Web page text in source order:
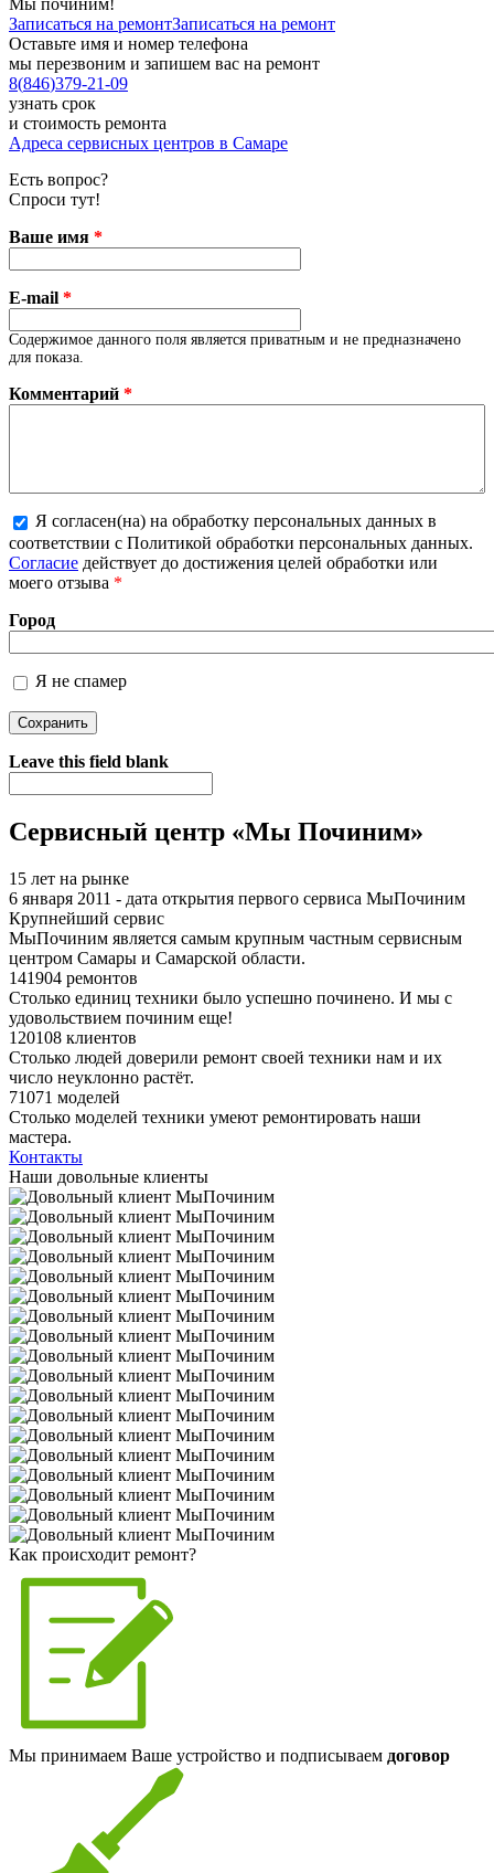
Мы починим!
Записаться на ремонтЗаписаться на ремонт
Оставьте имя и номер телефона
мы перезвоним и запишем вас на ремонт
8(846)379-21-09
узнать срок
и стоимость ремонта
Адреса сервисных центров в Самаре
Есть вопрос?
Спроси тут!
Ваше имя *
E-mail *
Содержимое данного поля является приватным и не предназначено
для показа.
Комментарий *
Более подробная информация о текстовых форматах
Я согласен(на) на обработку персональных данных в
соответствии с Политикой обработки персональных данных.
Согласие действует до достижения целей обработки или
моего отзыва *
Город
Я не спамер
Я спамер
Leave this field blank
Сервисный центр «Мы Починим»
15 лет на рынке
6 января 2011 - дата открытия первого сервиса МыПочиним
Крупнейший сервис
МыПочиним является самым крупным частным сервисным
центром Самары и Самарской области.
141904 ремонтов
Столько единиц техники было успешно починено. И мы с
удовольствием починим еще!
120108 клиентов
Столько людей доверили ремонт своей техники нам и их
число неуклонно растёт.
71071 моделей
Столько моделей техники умеют ремонтировать наши
мастера.
Контакты
Наши довольные клиенты
Как происходит ремонт?
Мы принимаем Ваше устройство и подписываем договор